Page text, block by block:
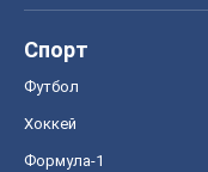
Спорт
Футбол
Хоккей
Формула-1